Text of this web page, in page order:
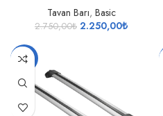
Tavan Barı, Basic
2.750,00₺ 2.250,00₺
-17%